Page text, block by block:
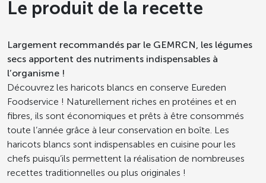
Le produit de la recette
Largement recommandés par le GEMRCN, les légumes
secs apportent des nutriments indispensables à
l’organisme !
Découvrez les haricots blancs en conserve Eureden
Foodservice ! Naturellement riches en protéines et en
fibres, ils sont économiques et prêts à être consommés
toute l’année grâce à leur conservation en boîte. Les
haricots blancs sont indispensables en cuisine pour les
chefs puisqu’ils permettent la réalisation de nombreuses
recettes traditionnelles ou plus originales !